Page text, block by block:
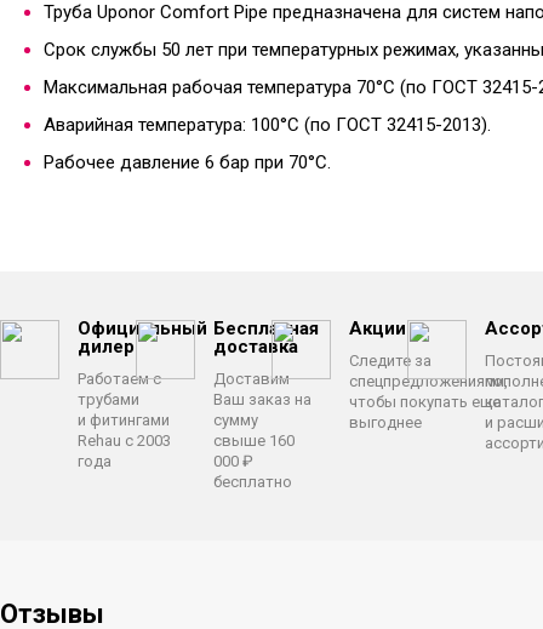
Труба Uponor Comfort Pipe предназначена для систем
Срок службы 50 лет при температурных режимах,
Максимальная рабочая температура 70°C (по ГОСТ 32415-
Аварийная температура: 100°C (по ГОСТ 32415-2013).
Рабочее давление 6 бар при 70°C.
Официальный
дилер
Работаем с
трубами
и фитингами
Rehau с 2003
года
Бесплатная
доставка
Доставим
Ваш заказ на
сумму
свыше 160
000 ₽
бесплатно
Акции
Следите за
спецпредложениями,
чтобы покупать еще
выгоднее
и
Отзывы